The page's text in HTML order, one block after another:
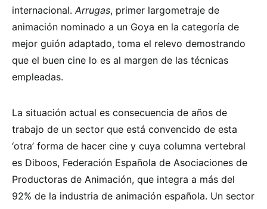
internacional. Arrugas, primer largometraje de
animación nominado a un Goya en la categoría de
mejor guión adaptado, toma el relevo demostrando
que el buen cine lo es al margen de las técnicas
empleadas.
La situación actual es consecuencia de años de
trabajo de un sector que está convencido de esta
‘otra’ forma de hacer cine y cuya columna vertebral
es Diboos, Federación Española de Asociaciones de
Productoras de Animación, que integra a más del
92% de la industria de animación española. Un sector